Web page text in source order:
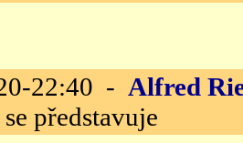
22:40 - Alfred
představuje